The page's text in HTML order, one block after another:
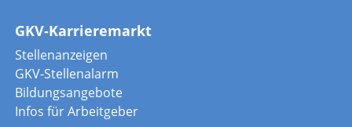
GKV-Karrieremarkt
Stellenanzeigen
GKV-Stellenalarm
Bildungsangebote
Infos für Arbeitgeber